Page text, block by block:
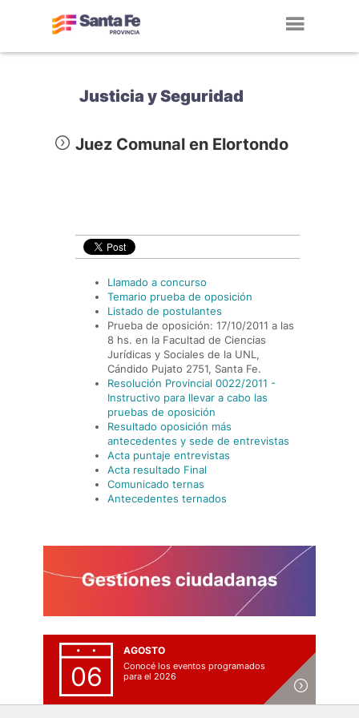
Justicia y Seguridad
Juez Comunal en Elortondo
Llamado a concurso
Temario prueba de oposición
Listado de postulantes
Prueba de oposición: 17/10/2011 a las
8 hs. en la Facultad de Ciencias
Jurídicas y Sociales de la UNL,
Cándido Pujato 2751, Santa Fe.
Resolución Provincial 0022/2011 -
Instructivo para llevar a cabo las
pruebas de oposición
Resultado oposición más
antecedentes y sede de entrevistas
Acta puntaje entrevistas
Acta resultado Final
Comunicado ternas
Antecedentes ternados
06
AGOSTO
Conocé los eventos programados
para el 2026